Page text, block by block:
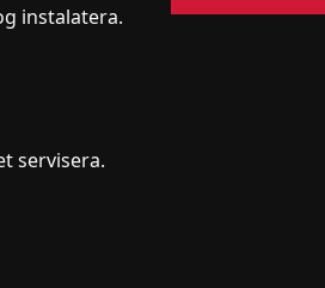
instalatera.
servisera.